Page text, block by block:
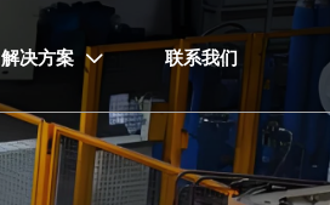
解决方案  联系我们